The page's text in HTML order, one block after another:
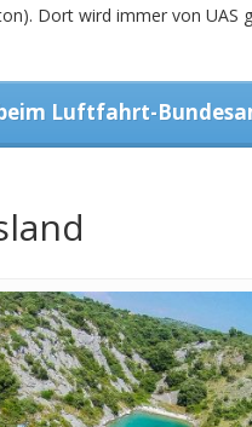
Dort wird immer von UAS
Luftfahrt-